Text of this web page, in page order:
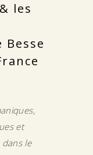
les
Besse
et
le